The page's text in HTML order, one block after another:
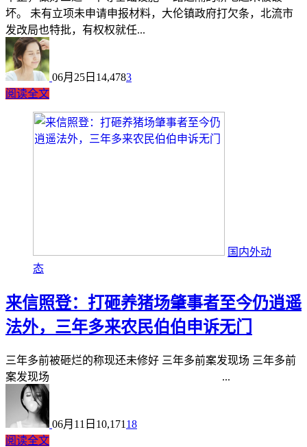
坏。 未有立项未申请申报材料，大伦镇政府打欠条，北流市
发改局也特批，有权权就任...
06月25日 14,4783
阅读全文
国内外动
态
来信照登：打砸养猪场肇事者至今仍逍遥
法外，三年多来农民伯伯申诉无门
三年多前被砸烂的称现还未修好 三年多前案发现场 三年多前
案发现场 ...
06月11日 10,171 18
阅读全文